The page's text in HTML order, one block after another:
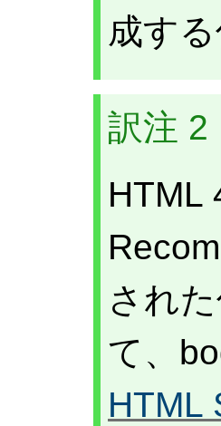
成す
訳注 2
HTML
され
て、
HTML